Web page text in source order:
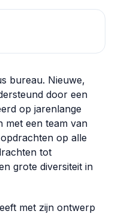
bureau. Nieuwe,
door een
op jarenlange
met een team van
op alle
tot
grote diversiteit in
met zijn ontwerp